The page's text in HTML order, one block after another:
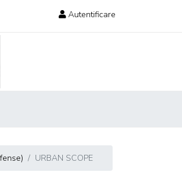
Autentificare
URBAN SCOPE